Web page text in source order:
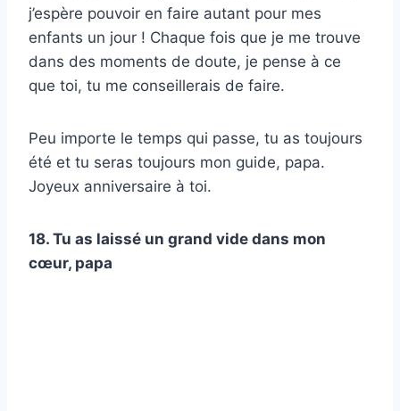
j’espère pouvoir en faire autant pour mes
enfants un jour ! Chaque fois que je me trouve
dans des moments de doute, je pense à ce
que toi, tu me conseillerais de faire.
Peu importe le temps qui passe, tu as toujours
été et tu seras toujours mon guide, papa.
Joyeux anniversaire à toi.
18. Tu as laissé un grand vide dans mon
cœur, papa